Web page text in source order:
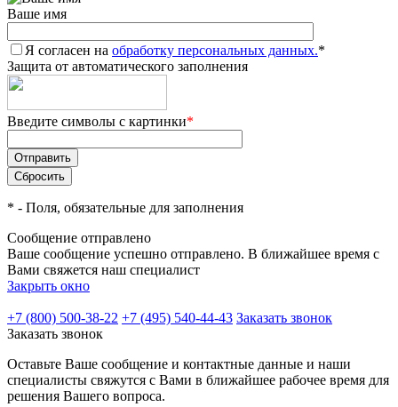
Ваше имя
Я согласен на обработку персональных данных.*
Защита от автоматического заполнения
Введите символы с картинки*
* - Поля, обязательные для заполнения
Сообщение отправлено
Ваше сообщение успешно отправлено. В ближайшее время с
Вами свяжется наш специалист
Закрыть окно
+7 (800) 500-38-22 +7 (495) 540-44-43 Заказать звонок
Заказать звонок
Оставьте Ваше сообщение и контактные данные и наши
специалисты свяжутся с Вами в ближайшее рабочее время для
решения Вашего вопроса.